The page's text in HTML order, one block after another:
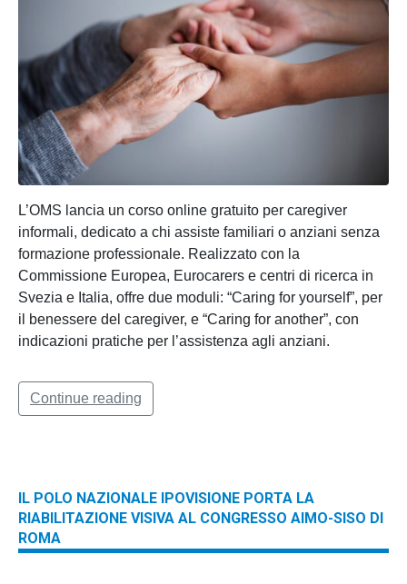
L’OMS lancia un corso online gratuito per caregiver
informali, dedicato a chi assiste familiari o anziani senza
formazione professionale. Realizzato con la
Commissione Europea, Eurocarers e centri di ricerca in
Svezia e Italia, offre due moduli: “Caring for yourself”, per
il benessere del caregiver, e “Caring for another”, con
indicazioni pratiche per l’assistenza agli anziani.
Continue reading
IL POLO NAZIONALE IPOVISIONE PORTA LA
RIABILITAZIONE VISIVA AL CONGRESSO AIMO-SISO DI
ROMA